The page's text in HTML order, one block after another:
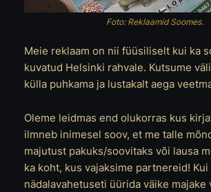
Foto: Reklaamid Soomes.
Meie reklaam on nii füüsiliselt kui ka
kuvatud Helsinki rahvale. Kutsume
külla puhkama ja lustakalt aega
Oleme leidmas end olukorras kus
ilmneb inimesel soov, et me talle
majutust pakuks/soovitaks või lausa
ka koht, kus vajaksime partnereid! Kui
nädalavahetuseti üürida väike